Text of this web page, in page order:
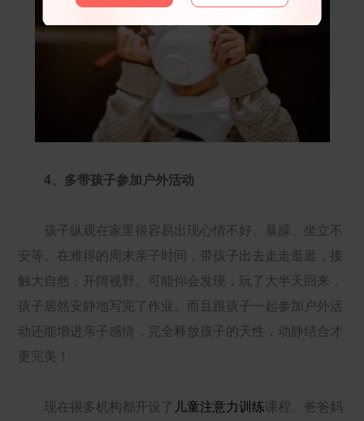
4、多带孩子参加户外活动
孩子纵观在家里很容易出现心情不好、暴躁、坐立不
安等。在难得的周末亲子时间，带孩子出去走走逛逛，接
触大自然，开阔视野。可能你会发现，玩了大半天回来，
孩子居然安静地写完了作业。而且跟孩子一起参加户外活
动还能增进亲子感情，完全释放孩子的天性，动静结合才
更完美！
现在很多机构都开设了 儿童注意力训练课程。爸爸妈